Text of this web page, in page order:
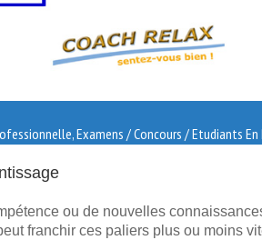
,Examens / Concours / Etudiants En
ou de nouvelles
franchir ces paliers plus ou moins